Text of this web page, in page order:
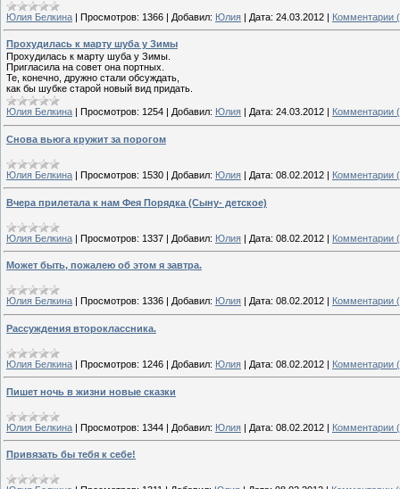
Юлия Белкина | Просмотров: 1366 | Добавил: Юлия | Дата: 24.03.2012 | Комментарии
Прохудилась к марту шуба у Зимы
Прохудилась к марту шуба у Зимы.
Пригласила на совет она портных.
Те, конечно, дружно стали обсуждать,
как бы шубке старой новый вид придать.
Юлия Белкина Просмотров: 1254 Добавил: Юлия Дата: 24.03.2012 Комментарии
Снова вьюга кружит за порогом
Юлия Белкина | Просмотров: 1530 | Добавил: Юлия | Дата: 08.02.2012 | Комментарии
Вчера прилетала к нам Фея Порядка (Сыну- детское)
Юлия Белкина | Просмотров: 1337 | Добавил: Юлия | Дата: 08.02.2012 | Комментарии
Может быть, пожалею об этом я завтра.
Юлия Белкина Просмотров: 1336 Добавил: Юлия Дата: 08.02.2012 Комментарии
Рассуждения второклассника.
Юлия Белкина | Просмотров: 1246 | Добавил: Юлия | Дата: 08.02.2012 | Комментарии
Пишет ночь в жизни новые сказки
Юлия Белкина | Просмотров: 1344 | Добавил: Юлия | Дата: 08.02.2012 | Комментарии
Привязать бы тебя к себе!